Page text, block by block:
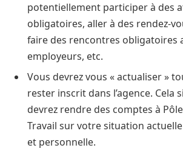
potentiellement participer à des
obligatoires, aller à des rendez-
faire des rencontres obligatoires
employeurs, etc.
Vous devrez vous « actualiser »
rester inscrit dans l’agence. Cela
devrez rendre des comptes à
Travail sur votre situation
et personnelle.